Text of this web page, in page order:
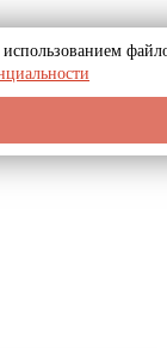
использованием